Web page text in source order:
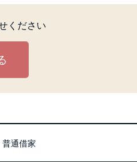
ください
普通借家